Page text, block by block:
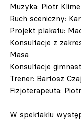
Muzyka: Piotr
Ruch sceniczny:
Projekt plakatu:
Konsultacje z
Masa
Konsultacje
Trener: Bartosz
Fizjoterapeuta:
W spektaklu